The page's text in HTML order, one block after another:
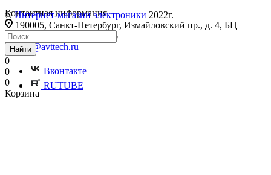
Контактная информация
190005, Санкт-Петербург, Измайловский пр., д. 4, БЦ
«Измайловский», офис 246
info@avttech.ru
Вконтакте
RUTUBE
©Интернет-магазин электроники 2022г.
Найти
0
0
0
Корзина